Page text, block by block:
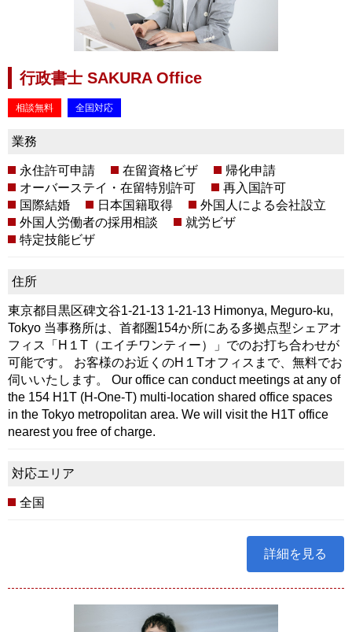
行政書士 SAKURA Office
相談無料 全国対応
業務
永住許可申請 在留資格ビザ
帰化申請
オーバーステイ・在留特別許可
再入国許可
国際結婚
日本国籍取得
外国人による会社設立
外国人労働者の採用相談
就労ビザ
特定技能ビザ
住所
東京都目黒区碑文谷1-21-13 1-21-13 Himonya, Meguro-ku,
Tokyo 当事務所は、首都圏154か所にある多拠点型シェアオ
フィス「H１T（エイチワンティー）」でのお打ち合わせが
可能です。 お客様のお近くのH１Tオフィスまで、無料でお
伺いいたします。 Our office can conduct meetings at any of
the 154 H1T (H-One-T) multi-location shared office spaces
in the Tokyo metropolitan area. We will visit the H1T office
nearest you free of charge.
対応エリア
全国
詳細を見る